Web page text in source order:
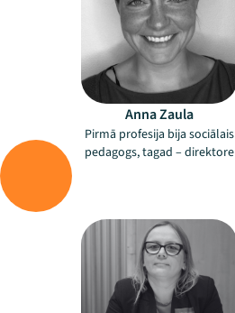
Anna Zaula
Pirmā profesija bija sociālais
pedagogs, tagad – direktore